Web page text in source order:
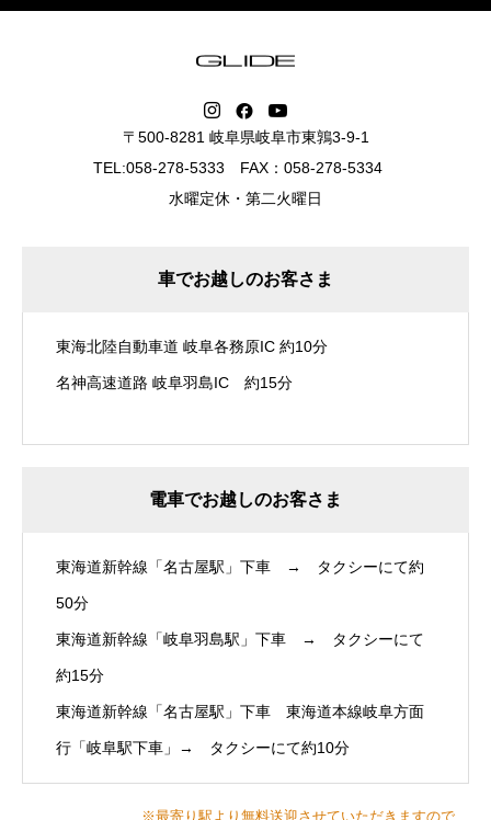
〒500-8281 岐阜県岐阜市東鶉3-9-1
TEL:058-278-5333 FAX：058-278-5334
水曜定休・第二火曜日
車でお越しのお客さま
東海北陸自動車道 岐阜各務原IC 約10分
名神高速道路 岐阜羽島IC 約15分
電車でお越しのお客さま
東海道新幹線「名古屋駅」下車 → タクシーにて約
50分
東海道新幹線「岐阜羽島駅」下車 → タクシーにて
約15分
東海道新幹線「名古屋駅」下車 東海道本線岐阜方面
行「岐阜駅下車」→ タクシーにて約10分
※最寄り駅より無料送迎させていただきますので、